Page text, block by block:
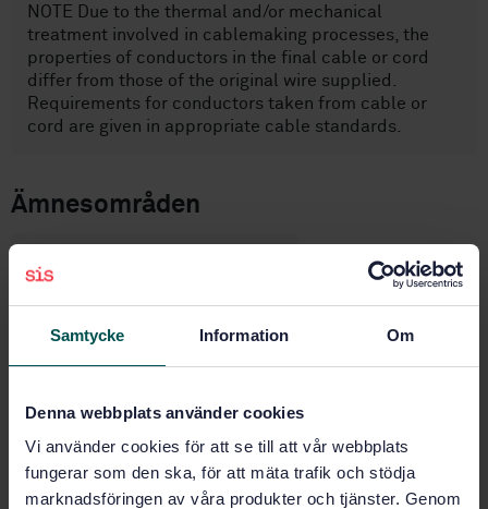
Samtycke Information Om
Denna webbplats använder cookies
Vi använder cookies för att se till att vår webbplats
fungerar som den ska, för att mäta trafik och stödja
marknadsföringen av våra produkter och tjänster. Genom
NOTE Due to the thermal and/or mechanical
treatment involved in cablemaking processes, the
properties of conductors in the final cable or cord
differ from those of the original wire supplied.
Requirements for conductors taken from cable or
cord are given in appropriate cable standards.
Ämnesområden
Köp denna standard
Koppar och kopparlegeringar - Dragen rundtråd av
koppar för tillverkning av elektriska ledare